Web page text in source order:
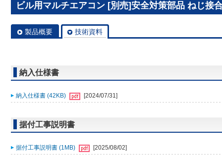
ビル用マルチエアコン [別売]安全対策部品 ねじ接
製品概要 技術資料
納入仕様書
納入仕様書 (42KB) [2024/07/31]
据付工事説明書
据付工事説明書 (1MB) [2025/08/02]